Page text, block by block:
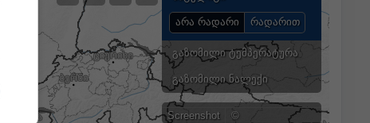
Screenshot ©
არა რადარი რადარით
გაზომილი ტემპერატურა
გაზომილი ნალექი